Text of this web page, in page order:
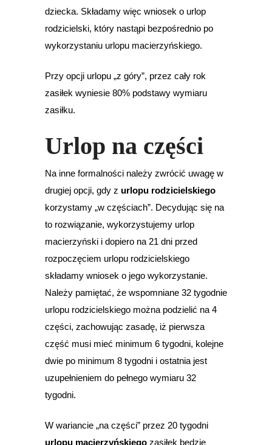
dziecka. Składamy więc wniosek o urlop
rodzicielski, który nastąpi bezpośrednio po
wykorzystaniu urlopu macierzyńskiego.
Przy opcji urlopu „z góry”, przez cały rok
zasiłek wyniesie 80% podstawy wymiaru
zasiłku.
Urlop na części
Na inne formalności należy zwrócić uwagę w
drugiej opcji, gdy z urlopu rodzicielskiego
korzystamy „w częściach”. Decydując się na
to rozwiązanie, wykorzystujemy urlop
macierzyński i dopiero na 21 dni przed
rozpoczęciem urlopu rodzicielskiego
składamy wniosek o jego wykorzystanie.
Należy pamiętać, że wspomniane 32 tygodnie
urlopu rodzicielskiego można podzielić na 4
części, zachowując zasadę, iż pierwsza
część musi mieć minimum 6 tygodni, kolejne
dwie po minimum 8 tygodni i ostatnia jest
uzupełnieniem do pełnego wymiaru 32
tygodni.
W wariancie „na części” przez 20 tygodni
urlopu macierzyńskiego zasiłek będzie